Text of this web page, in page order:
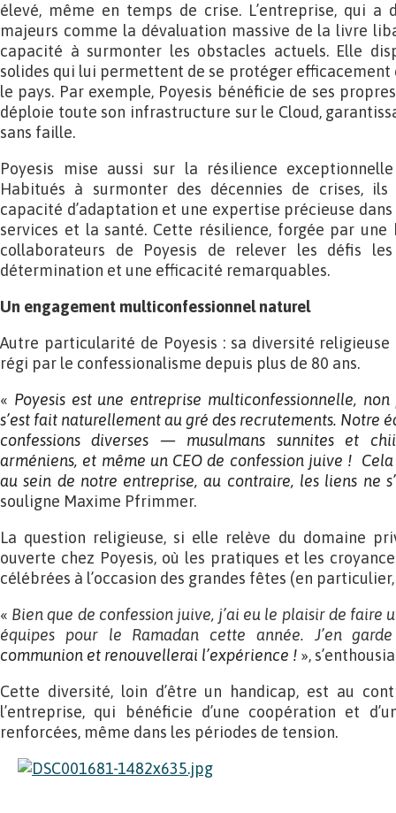
élevé, même en temps de crise. L’entreprise, qui a
majeurs comme la dévaluation massive de la livre
capacité à surmonter les obstacles actuels. Elle
solides qui lui permettent de se protéger
le pays. Par exemple, Poyesis bénéficie de ses
déploie toute son infrastructure sur le Cloud,
sans faille.
Poyesis mise aussi sur la résilience
Habitués à surmonter des décennies de crises,
capacité d’adaptation et une expertise précieuse
services et la santé. Cette résilience, forgée par
collaborateurs de Poyesis de relever les défis
détermination et une efficacité remarquables.
Un engagement multiconfessionnel naturel
Autre particularité de Poyesis : sa diversité
régi par le confessionalisme depuis plus de 80 ans.
« Poyesis est une entreprise multiconfessionnelle,
s’est fait naturellement au gré des recrutements. Notre
confessions diverses — musulmans sunnites et
arméniens, et même un CEO de confession juive !
au sein de notre entreprise, au contraire, les liens ne
souligne Maxime Pfrimmer.
La question religieuse, si elle relève du domaine
ouverte chez Poyesis, où les pratiques et les
célébrées à l’occasion des grandes fêtes (en particulier,
« Bien que de confession juive, j’ai eu le plaisir de faire
équipes pour le Ramadan cette année. J’en
communion et renouvellerai l’expérience ! »,
Cette diversité, loin d’être un handicap, est au
l’entreprise, qui bénéficie d’une coopération et
renforcées, même dans les périodes de tension.